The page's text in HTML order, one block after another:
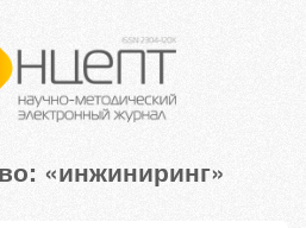
«инжиниринг»